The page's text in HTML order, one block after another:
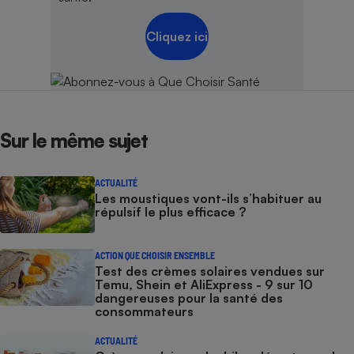
Cliquez ici
Sur le même sujet
ACTUALITÉ
Les moustiques vont-ils s’habituer au
répulsif le plus efficace ?
ACTION QUE CHOISIR ENSEMBLE
Test des crèmes solaires vendues sur
Temu, Shein et AliExpress - 9 sur 10
dangereuses pour la santé des
consommateurs
ACTUALITÉ